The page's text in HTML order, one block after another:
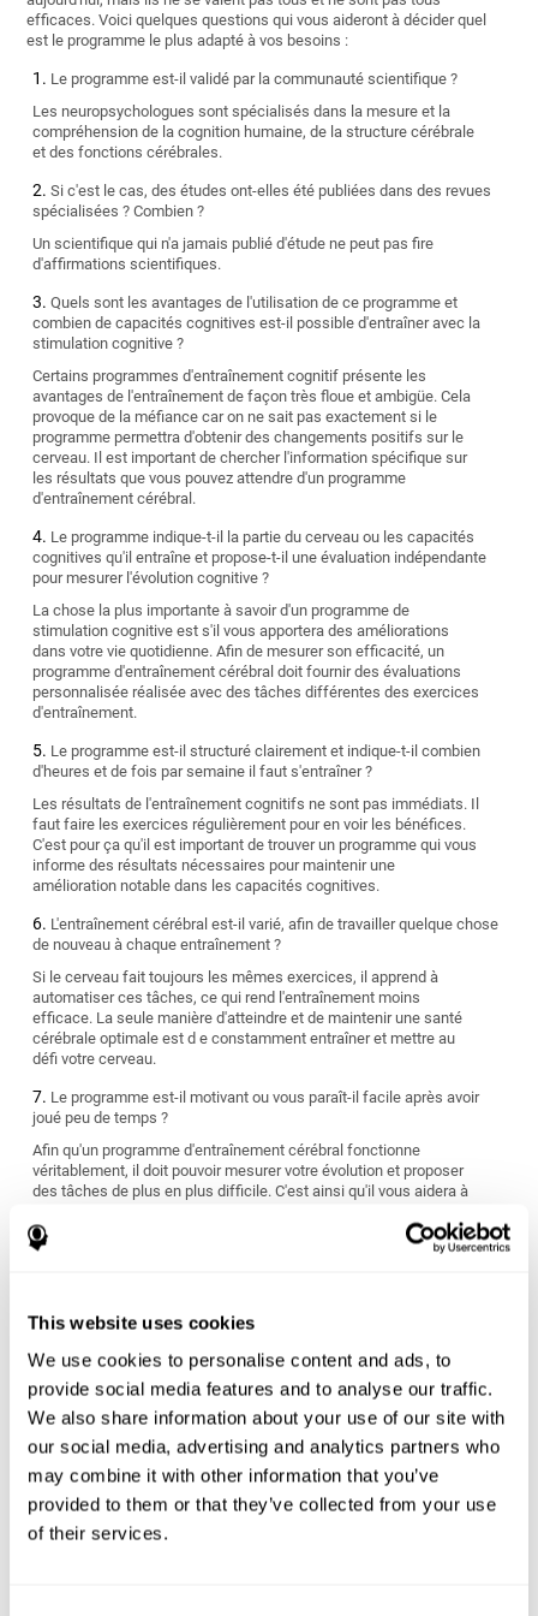
This website uses cookies
We use cookies to personalise content and ads, to
provide social media features and to analyse our traffic.
We also share information about your use of our site with
our social media, advertising and analytics partners who
may combine it with other information that you’ve
provided to them or that they’ve collected from your use
of their services.
efficaces. Voici quelques questions qui vous aideront à décider quel
est le programme le plus adapté à vos besoins :
Le programme est-il validé par la communauté scientifique ?
Les neuropsychologues sont spécialisés dans la mesure et la
compréhension de la cognition humaine, de la structure cérébrale
et des fonctions cérébrales.
Si c'est le cas, des études ont-elles été publiées dans des revues
spécialisées ? Combien ?
Un scientifique qui n'a jamais publié d'étude ne peut pas fire
d'affirmations scientifiques.
Quels sont les avantages de l'utilisation de ce programme et
combien de capacités cognitives est-il possible d'entraîner avec la
stimulation cognitive ?
Certains programmes d'entraînement cognitif présente les
avantages de l'entraînement de façon très floue et ambigüe. Cela
provoque de la méfiance car on ne sait pas exactement si le
programme permettra d'obtenir des changements positifs sur le
cerveau. Il est important de chercher l'information spécifique sur
les résultats que vous pouvez attendre d'un programme
d'entraînement cérébral.
Le programme indique-t-il la partie du cerveau ou les capacités
cognitives qu'il entraîne et propose-t-il une évaluation indépendante
pour mesurer l'évolution cognitive ?
La chose la plus importante à savoir d'un programme de
stimulation cognitive est s'il vous apportera des améliorations
dans votre vie quotidienne. Afin de mesurer son efficacité, un
programme d'entraînement cérébral doit fournir des évaluations
personnalisée réalisée avec des tâches différentes des exercices
d'entraînement.
Le programme est-il structuré clairement et indique-t-il combien
d'heures et de fois par semaine il faut s'entraîner ?
Les résultats de l'entraînement cognitifs ne sont pas immédiats. Il
faut faire les exercices régulièrement pour en voir les bénéfices.
C'est pour ça qu'il est important de trouver un programme qui vous
informe des résultats nécessaires pour maintenir une
amélioration notable dans les capacités cognitives.
L'entraînement cérébral est-il varié, afin de travailler quelque chose
de nouveau à chaque entraînement ?
Si le cerveau fait toujours les mêmes exercices, il apprend à
automatiser ces tâches, ce qui rend l'entraînement moins
efficace. La seule manière d'atteindre et de maintenir une santé
cérébrale optimale est d e constamment entraîner et mettre au
défi votre cerveau.
Le programme est-il motivant ou vous paraît-il facile après avoir
joué peu de temps ?
Afin qu'un programme d'entraînement cérébral fonctionne
véritablement, il doit pouvoir mesurer votre évolution et proposer
des tâches de plus en plus difficile. C'est ainsi qu'il vous aidera à
de stimulation cognitive qui puisse mesurer vos capacités
vos caractéristiques et nécessités personnelles.
Certains programmes d'entraînement cérébral ont des résultats à
court terme qui sont difficiles à maintenir dans le temps et
peuvent être finalement n'être que peu utiles. Vous devez choisir
un programme qui vous évalue dès le début et qui s'ajuste aux
nécessités d'apprentissage individuelles de chaque personne.